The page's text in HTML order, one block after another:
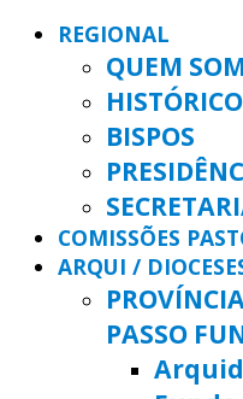
REGIONAL
QUEM
HISTÓRICO
BISPOS
COMISSÕES
ARQUI /
PASSO